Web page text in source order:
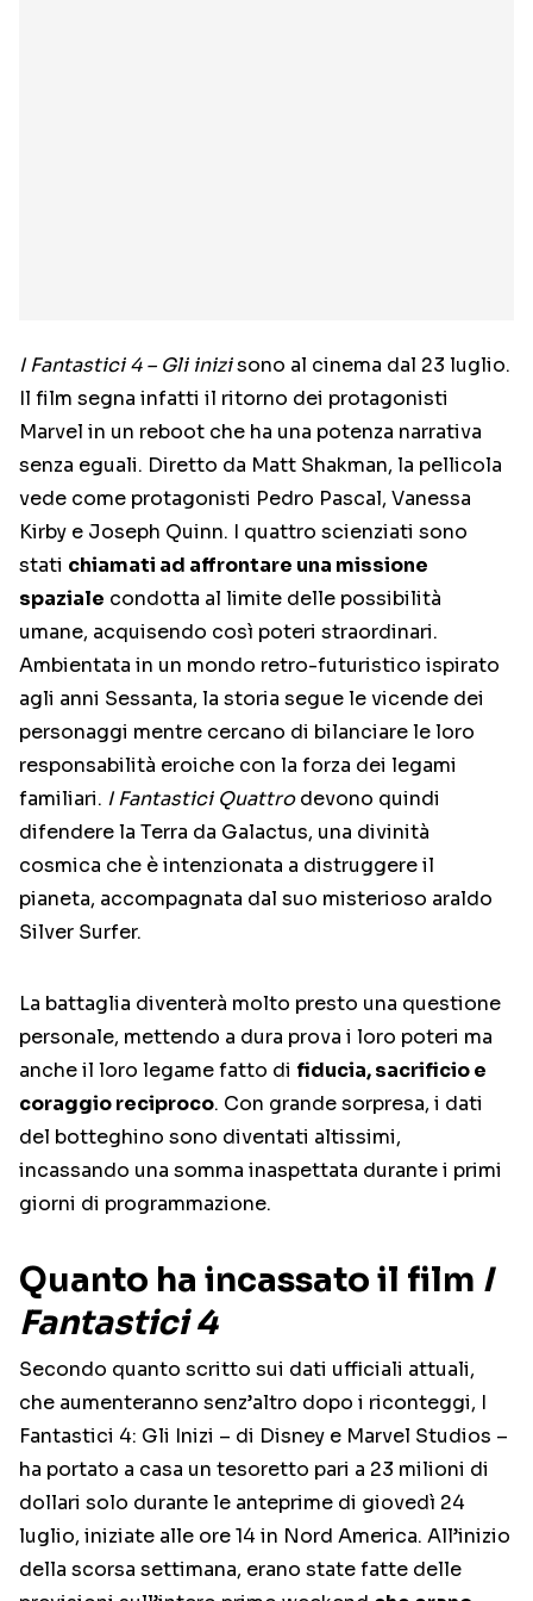
I Fantastici 4 – Gli inizisono al cinema dal 23 luglio.
Il film segna infatti il ritorno dei protagonisti
Marvel in un reboot che ha una potenza narrativa
senza eguali. Diretto da Matt Shakman, la pellicola
vede come protagonisti Pedro Pascal, Vanessa
Kirby e Joseph Quinn. I quattro scienziati sono
stati chiamati ad affrontare una missione
spaziale condotta al limite delle possibilità
umane, acquisendo così poteri straordinari.
Ambientata in un mondo retro-futuristico ispirato
agli anni Sessanta, la storia segue le vicende dei
personaggi mentre cercano di bilanciare le loro
responsabilità eroiche con la forza dei legami
familiari. I Fantastici Quattrodevono quindi
difendere la Terra da Galactus, una divinità
cosmica che è intenzionata a distruggere il
pianeta, accompagnata dal suo misterioso araldo
Silver Surfer.
La battaglia diventerà molto presto una questione
personale, mettendo a dura prova i loro poteri ma
anche il loro legame fatto di fiducia, sacrificio e
coraggio reciproco. Con grande sorpresa, i dati
del botteghino sono diventati altissimi,
incassando una somma inaspettata durante i primi
giorni di programmazione.
Quanto ha incassato il film I
Fantastici 4
Secondo quanto scritto sui dati ufficiali attuali,
che aumenteranno senz’altro dopo i riconteggi, I
Fantastici 4: Gli Inizi – di Disney e Marvel Studios –
ha portato a casa un tesoretto pari a 23 milioni di
dollari solo durante le anteprime di giovedì 24
luglio, iniziate alle ore 14 in Nord America. All’inizio
della scorsa settimana, erano state fatte delle